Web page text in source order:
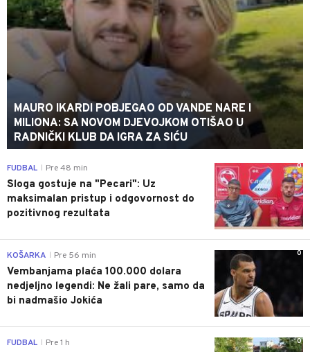
MAURO IKARDI POBJEGAO OD VANDE NARE I
MILIONA: SA NOVOM DJEVOJKOM OTIŠAO U
RADNIČKI KLUB DA IGRA ZA SIĆU
0
FUDBAL Pre 48 min
Sloga gostuje na "Pecari": Uz
maksimalan pristup i odgovornost do
pozitivnog rezultata
0
KOŠARKA Pre 56 min
Vembanjama plaća 100.000 dolara
nedjeljno legendi: Ne žali pare, samo da
bi nadmašio Jokića
0
FUDBAL Pre 1 h